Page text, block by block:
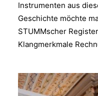
Instrumenten aus
Geschichte möchte
STUMMscher
Klangmerkmale